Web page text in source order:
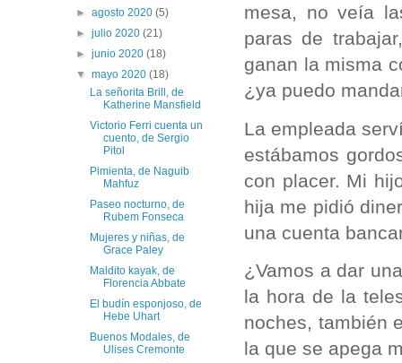
mesa, no veía
paras de
ganan la misma
¿ya puedo
La empleada
estábamos
con placer. Mi
hija me pidió
una cuenta
¿Vamos a dar
la hora de la
noches, también
la que se apega
►agosto 2020(5)
►julio 2020(21)
►junio 2020(18)
▼mayo 2020(18)
La señorita Brill, de
Katherine Mansfield
Victorio Ferri cuenta un
cuento, de Sergio
Pitol
Pimienta, de Naguib
Mahfuz
Paseo nocturno, de
Rubem Fonseca
Mujeres y niñas, de
Grace Paley
Maldito kayak, de
Florencia Abbate
El budín esponjoso, de
Hebe Uhart
Buenos Modales, de
Ulises Cremonte